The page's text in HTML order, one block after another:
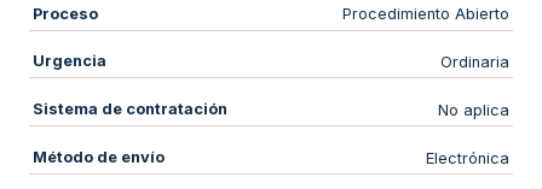
Proceso Procedimiento Abierto
Urgencia Ordinaria
Sistema de contratación No aplica
Método de envío Electrónica